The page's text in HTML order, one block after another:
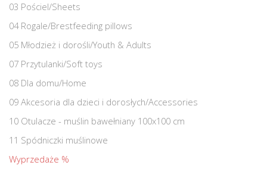
03 Pościel/Sheets
04 Rogale/Brestfeeding pillows
05 Młodzież i dorośli/Youth & Adults
07 Przytulanki/Soft toys
08 Dla domu/Home
09 Akcesoria dla dzieci i dorosłych/Accessories
10 Otulacze - muślin bawełniany 100x100 cm
11 Spódniczki muślinowe
Wyprzedaże %